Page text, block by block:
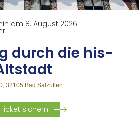
am 8. August 2026
durch die his­
32105 Bad Salzuflen
Ticket sichern